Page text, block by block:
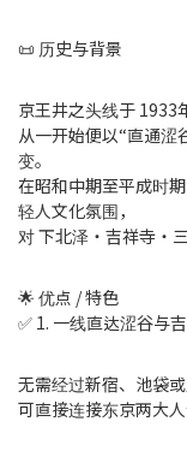
📜 历史与背景
京王井之头线于 1933
从一开始便以“直通涩
变。
在昭和中期至平成时
轻人文化氛围，
对 下北泽・吉祥寺・
🌟 优点 / 特色
✅ 1. 一线直达涩谷与
无需经过新宿、池袋或
可直接连接东京两大